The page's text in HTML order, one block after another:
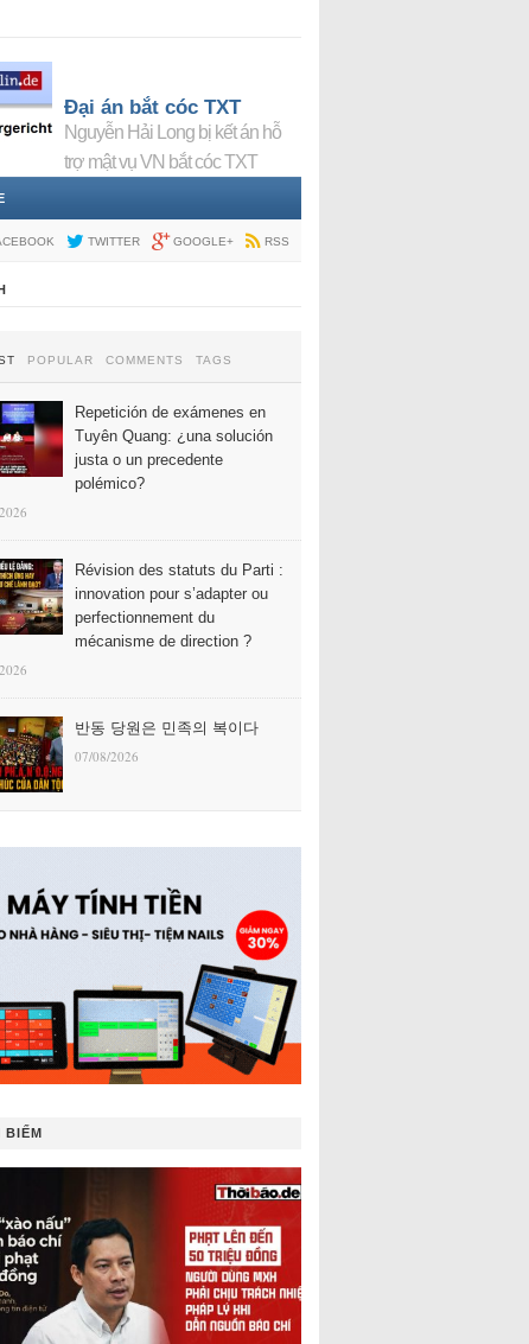
Đại án bắt cóc TXT
Nguyễn Hải Long bị kết án hỗ
trợ mật vụ VN bắt cóc TXT
TWITTER GOOGLE+ RSS
POPULAR COMMENTS TAGS
Repetición de exámenes en
Tuyên Quang: ¿una solución
justa o un precedente
polémico?
Révision des statuts du Parti :
innovation pour s’adapter ou
perfectionnement du
mécanisme de direction ?
반동 당원은 민족의 복이다
07/08/2026
BIẾM